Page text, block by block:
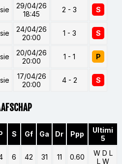
29/04/26
18:45
2 - 3 S
24/04/26
20:00
1 - 3 S
20/04/26
20:00
1 - 1 P
17/04/26
20:00
4 - 2 S
S Gf Ga Dr Ppp
Ultimi
5
6 42 31 11 0.60
W D L
L W